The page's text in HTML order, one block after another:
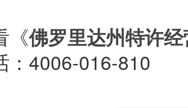
《佛罗里达州特许
：4006-016-810